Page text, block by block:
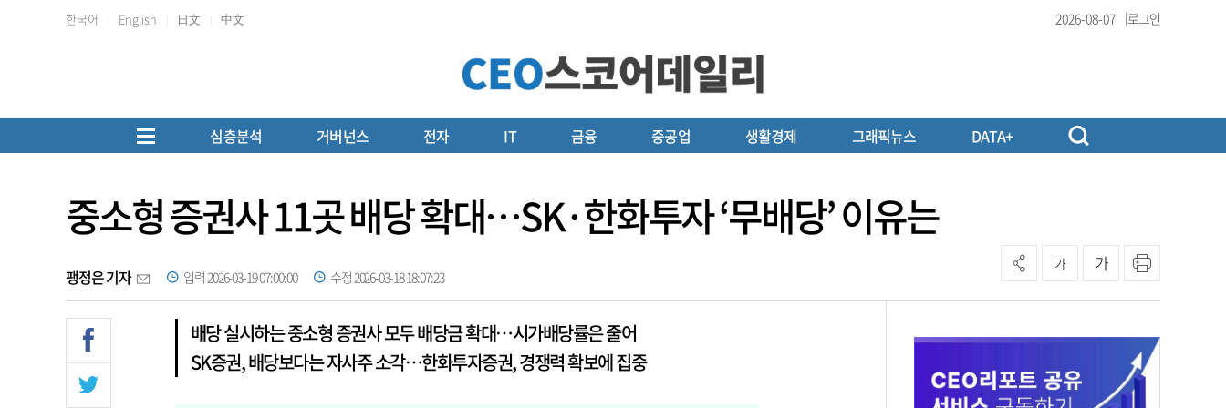
한국어 English 日文 中文 2026-08-07 로그인
심층분석 거버넌스 전자 IT 금융 중공업 생활경제 그래픽뉴스 DATA+
중소형 증권사 11곳 배당 확대…SK·한화투자 ‘무배당’ 이유는
팽정은 기자 입력 2026-03-19 07:00:00 수정 2026-03-18 18:07:23
가 가
배당 실시하는 중소형 증권사 모두 배당금 확대…시가배당률은 줄어
SK증권, 배당보다는 자사주 소각…한화투자증권, 경쟁력 확보에 집중